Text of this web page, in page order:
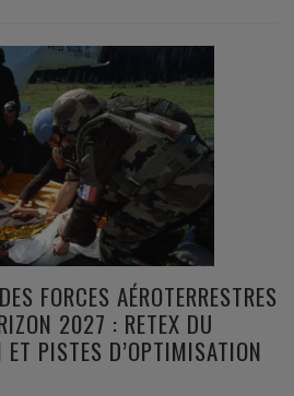
FORCES AÉROTERRESTRES
2027 : RETEX DU
PISTES D’OPTIMISATION